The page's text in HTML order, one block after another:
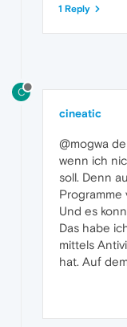
1 Reply
C
cineatic
@mogwa
wenn ich
soll. Denn
Programme
Und es
Das habe
mittels
hat. Auf